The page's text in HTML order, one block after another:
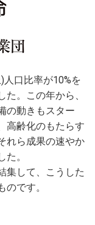
口比率が10%を
。この年から、
の動きもスター
高齢化のもたらす
れら成果の速やか
。
集して、こうした
です。